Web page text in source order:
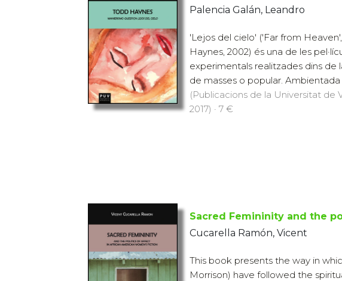
Palencia Galán, Leandro
'Lejos del cielo' ('Far from
Haynes, 2002) és una de les
experimentals realitzades dins de
de masses o popular. Ambientada
(Publicacions de la Universitat de
2017) · 7 €
Sacred Femininity and the
Cucarella Ramón, Vicent
This book presents the way in
Morrison) have followed the